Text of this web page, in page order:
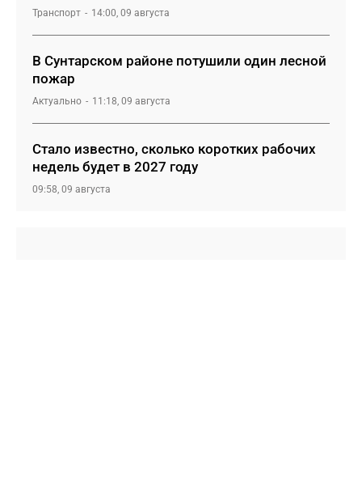
Транспорт 14:00, 09 августа
В Сунтарском районе потушили один лесной
пожар
Актуально 11:18, 09 августа
Стало известно, сколько коротких рабочих
недель будет в 2027 году
09:58, 09 августа